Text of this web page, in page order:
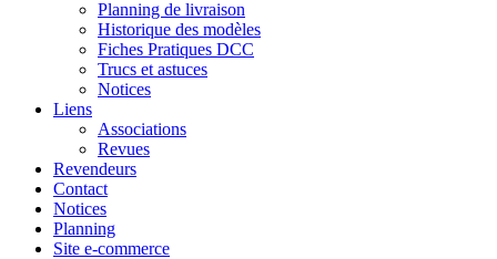
Planning de livraison
Historique des modèles
Fiches Pratiques DCC
Trucs et astuces
Notices
Liens
Associations
Revues
Revendeurs
Contact
Notices
Planning
Site e-commerce